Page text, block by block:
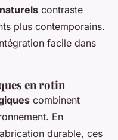
contraste
plus contemporains.
facile dans
en rotin
combinent
En
durable, ces